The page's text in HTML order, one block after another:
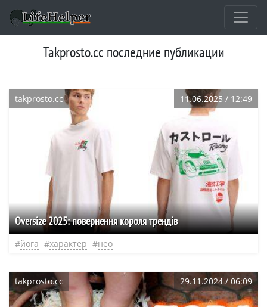
takprosto.cc последние публикации
takprosto.cc 11.06.2025 / 12:49
Oversize 2025: повернення короля трендів
йога характер нео
takprosto.cc 29.11.2024 / 06:09